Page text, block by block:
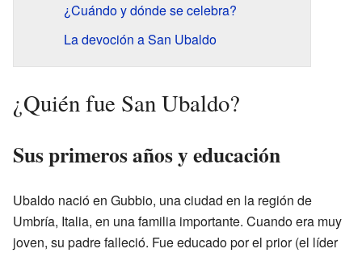
¿Cuándo y dónde se celebra?
La devoción a San Ubaldo
¿Quién fue San Ubaldo?
Sus primeros años y educación
Ubaldo nació en Gubbio, una ciudad en la región de
Umbría, Italia, en una familia importante. Cuando era muy
joven, su padre falleció. Fue educado por el prior (el líder